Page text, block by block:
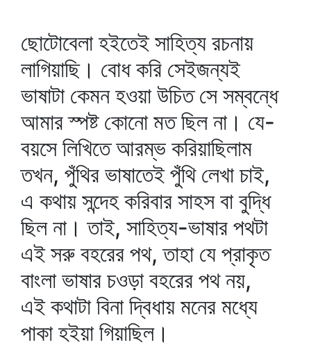
ছোটোবেলা হইতেই সাহিত্য রচনায়
লাগিয়াছি। বোধ করি সেইজন্যই
ভাষাটা কেমন হওয়া উচিত সে সম্বন্ধে
আমার স্পষ্ট কোনো মত ছিল না। যে-
বয়সে লিখিতে আরম্ভ করিয়াছিলাম
তখন, পুঁথির ভাষাতেই পুঁথি লেখা চাই,
এ কথায় সন্দেহ করিবার সাহস বা বুদ্ধি
ছিল না। তাই, সাহিত্য-ভাষার পথটা
এই সরু বহরের পথ, তাহা যে প্রাকৃত
বাংলা ভাষার চওড়া বহরের পথ নয়,
এই কথাটা বিনা দ্বিধায় মনের মধ্যে
পাকা হইয়া গিয়াছিল।